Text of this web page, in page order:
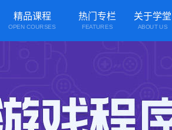
精品课程
OPEN COURSES
热门专栏
FEATURES
关于学堂
ABOUT US